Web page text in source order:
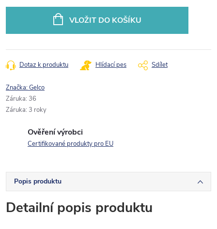
VLOŽIT DO KOŠÍKU
Dotaz k produktu Hlídací pes Sdílet
Značka:Gelco
Záruka: 36
Záruka: 3 roky
Ověření výrobci
Certifikované produkty pro EU
Popis produktu
Detailní popis produktu